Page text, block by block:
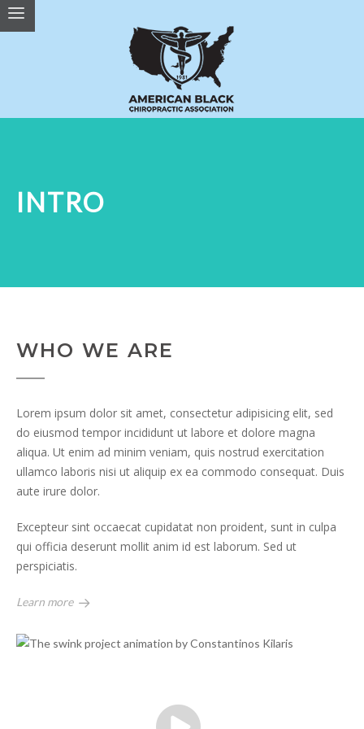
INTRO
WHO WE ARE
Lorem ipsum dolor sit amet, consectetur adipisicing elit, sed
do eiusmod tempor incididunt ut labore et dolore magna
aliqua. Ut enim ad minim veniam, quis nostrud exercitation
ullamco laboris nisi ut aliquip ex ea commodo consequat. Duis
aute irure dolor.
Excepteur sint occaecat cupidatat non proident, sunt in culpa
qui officia deserunt mollit anim id est laborum. Sed ut
perspiciatis.
Learn more